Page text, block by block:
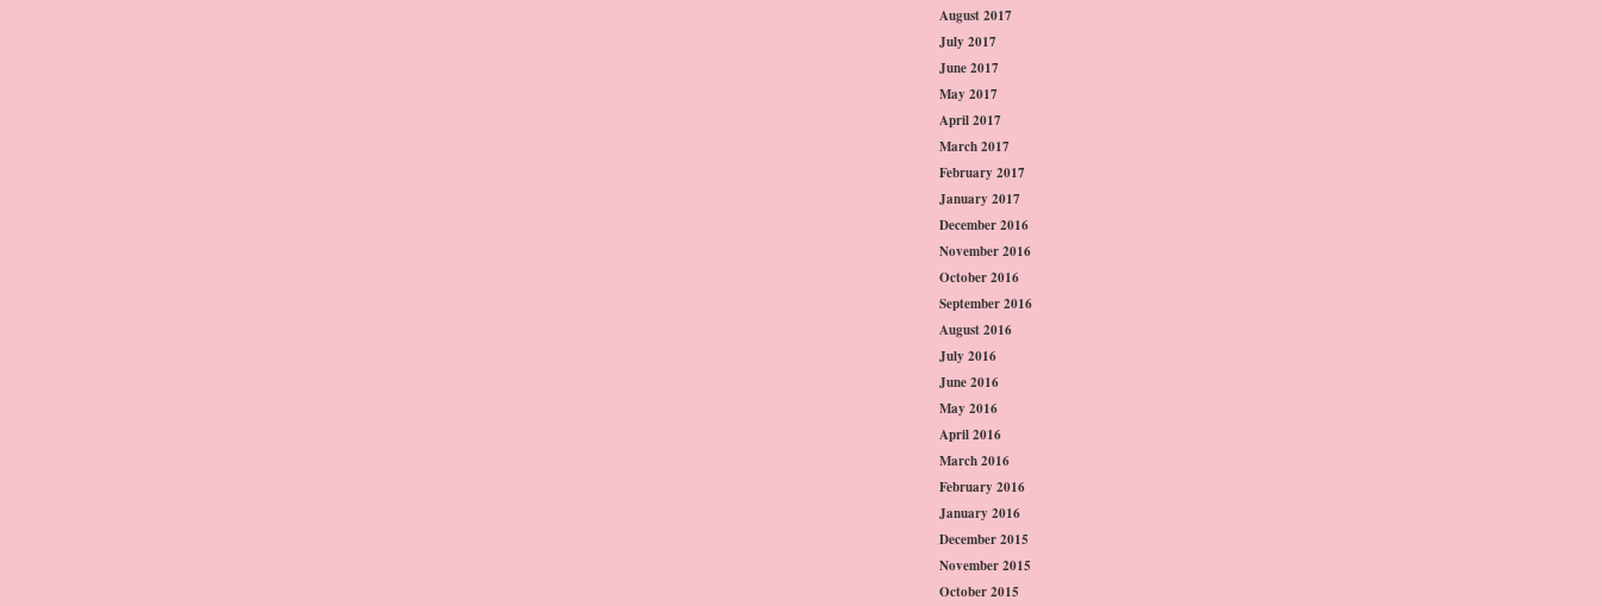
August 2017
July 2017
June 2017
May 2017
April 2017
March 2017
February 2017
January 2017
December 2016
November 2016
October 2016
September 2016
August 2016
July 2016
June 2016
May 2016
April 2016
March 2016
February 2016
January 2016
December 2015
November 2015
October 2015